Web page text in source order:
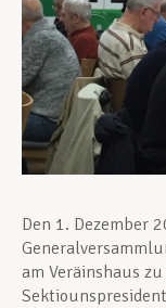
Devenir
Actualités
Den 1. Dezember
am Veräinshaus